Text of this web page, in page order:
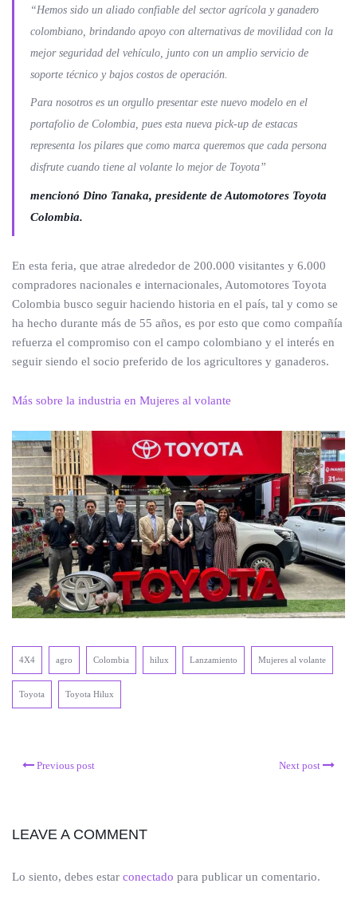
“Hemos sido un aliado confiable del sector agrícola y ganadero
colombiano, brindando apoyo con alternativas de movilidad con la
mejor seguridad del vehículo, junto con un amplio servicio de
soporte técnico y bajos costos de operación.
Para nosotros es un orgullo presentar este nuevo modelo en el
portafolio de Colombia, pues esta nueva pick-up de estacas
representa los pilares que como marca queremos que cada persona
disfrute cuando tiene al volante lo mejor de Toyota”
mencionó Dino Tanaka, presidente de Automotores Toyota
Colombia.
En esta feria, que atrae alrededor de 200.000 visitantes y 6.000
compradores nacionales e internacionales, Automotores Toyota
Colombia busco seguir haciendo historia en el país, tal y como se
ha hecho durante más de 55 años, es por esto que como compañía
refuerza el compromiso con el campo colombiano y el interés en
seguir siendo el socio preferido de los agricultores y ganaderos.
Más sobre la industria en Mujeres al volante
4X4 agro Colombia hilux Lanzamiento Mujeres al volante
Toyota Toyota Hilux
Previous post Next post
LEAVE A COMMENT
Lo siento, debes estar conectado para publicar un comentario.